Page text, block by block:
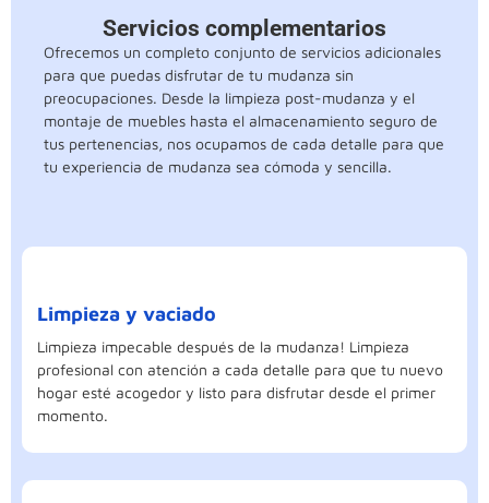
Servicios complementarios
Ofrecemos un completo conjunto de servicios adicionales
para que puedas disfrutar de tu mudanza sin
preocupaciones. Desde la limpieza post-mudanza y el
montaje de muebles hasta el almacenamiento seguro de
tus pertenencias, nos ocupamos de cada detalle para que
tu experiencia de mudanza sea cómoda y sencilla.
Limpieza y vaciado
Limpieza impecable después de la mudanza! Limpieza
profesional con atención a cada detalle para que tu nuevo
hogar esté acogedor y listo para disfrutar desde el primer
momento.